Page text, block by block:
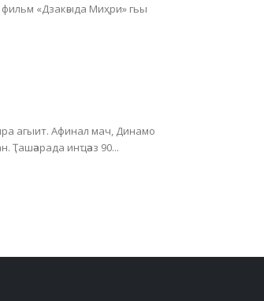
«Дзакәыда Миҳри» гьы
агыит. Афинал мач, Динамо
астадиум аҿы, Хәажәкрамза 20 амш, акомандақәа Ерцахәы’и Нарҭ’и ирыбжьан. Ҭашәарада инҵәаз 90...